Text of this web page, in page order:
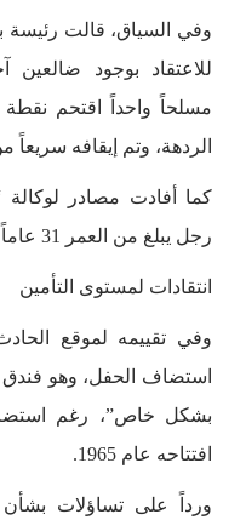
وفي السياق، قالت رئيسة
للاعتقاد بوجود
مسلحاً واحداً اقتحم نقطة
الردهة، وتم إيقافه سريعاً
كما أفادت مصادر
رجل يبلغ من العمر 31 عاماً من ولاية كاليفورنيا.
انتقادات لمستوى التأمين
وفي تقييمه لموقع
استضاف الحفل، وهو
بشكل خاص”، رغم
افتتاحه عام 1965.
ورداً على تساؤلات